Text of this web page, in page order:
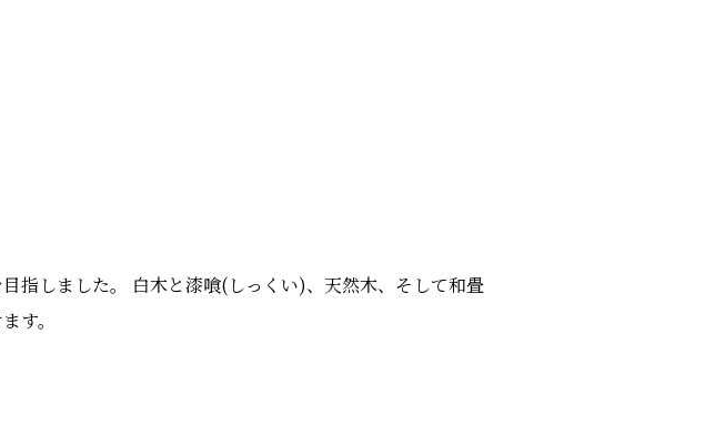
指しました。 白木と漆喰(しっくい)、天然木、そして和畳
す。